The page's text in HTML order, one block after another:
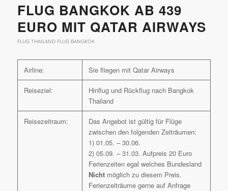
FLUG BANGKOK AB 439
EURO MIT QATAR AIRWAYS
FLUG THAILAND FLUG BANGKOK
Airline: Sie fliegen mit Qatar Airways
Reiseziel:
Hinflug und Rückflug nach Bangkok
Thailand
Reisezeitraum:
Das Angebot ist gültig für Flüge
zwischen den folgenden Zeiträumen:
1) 01.05. – 30.06.
2) 05.09. – 31.03. Aufpreis 20 Euro
Ferienzeiten egal welches Bundesland
Nichtmöglich zu diesem Preis.
Ferienzeiträume gerne auf Anfrage